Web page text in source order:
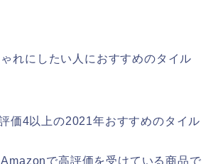
れにしたい人におすすめのタイル
価4以上の2021年おすすめのタイル
で高評価を受けている商品で